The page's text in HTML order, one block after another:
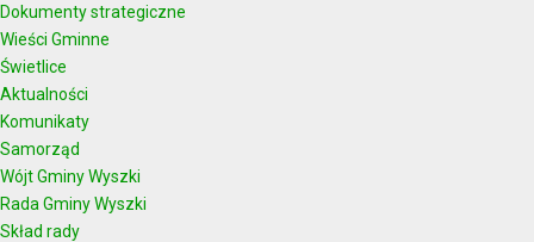
Dokumenty strategiczne
Wieści Gminne
Świetlice
Aktualności
Komunikaty
Samorząd
Wójt Gminy Wyszki
Rada Gminy Wyszki
Skład rady